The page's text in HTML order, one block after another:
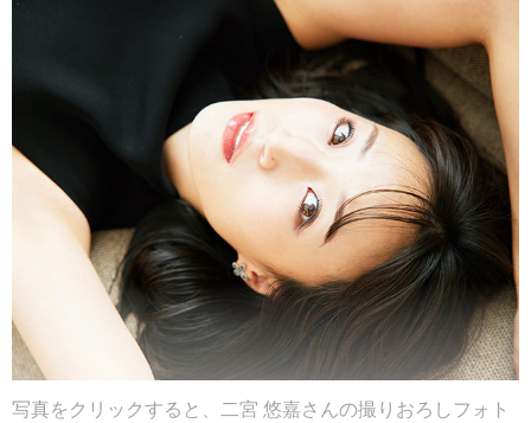
写真をクリックすると、二宮 悠嘉さんの撮りおろしフォト